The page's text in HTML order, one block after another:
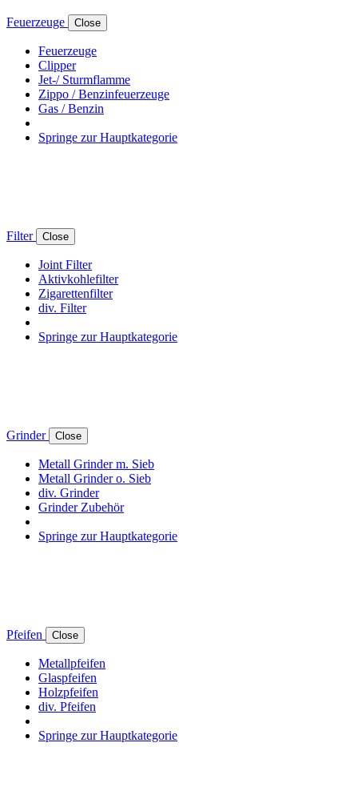
Feuerzeuge Close
Feuerzeuge
Clipper
Jet-/ Sturmflamme
Zippo / Benzinfeuerzeuge
Gas / Benzin
Springe zur Hauptkategorie
Filter Close
Joint Filter
Aktivkohlefilter
Zigarettenfilter
div. Filter
Springe zur Hauptkategorie
Grinder Close
Metall Grinder m. Sieb
Metall Grinder o. Sieb
div. Grinder
Grinder Zubehör
Springe zur Hauptkategorie
Pfeifen Close
Metallpfeifen
Glaspfeifen
Holzpfeifen
div. Pfeifen
Springe zur Hauptkategorie